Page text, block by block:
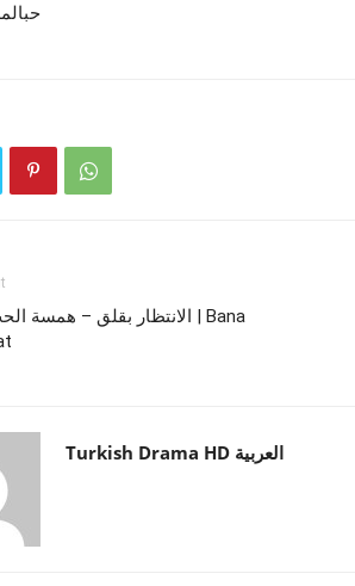
Turkish Drama HD العربية